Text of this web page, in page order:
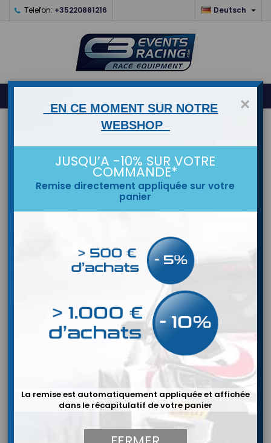
Telefon: +35220881216 Deutsch 
×
EN CE MOMENT SUR NOTRE
WEBSHOP
JUSQU’A -10% SUR VOTRE
COMMANDE*
Remise directement appliquée sur votre
panier
La remise est automatiquement appliquée et affichée
dans le récapitulatif de votre panier